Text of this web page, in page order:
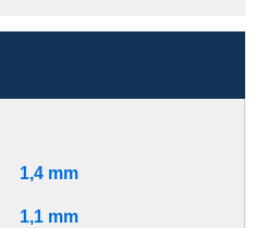
1,4 mm
1,1 mm